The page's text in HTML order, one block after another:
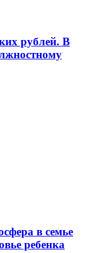
рублей. В
в семье
ребенка